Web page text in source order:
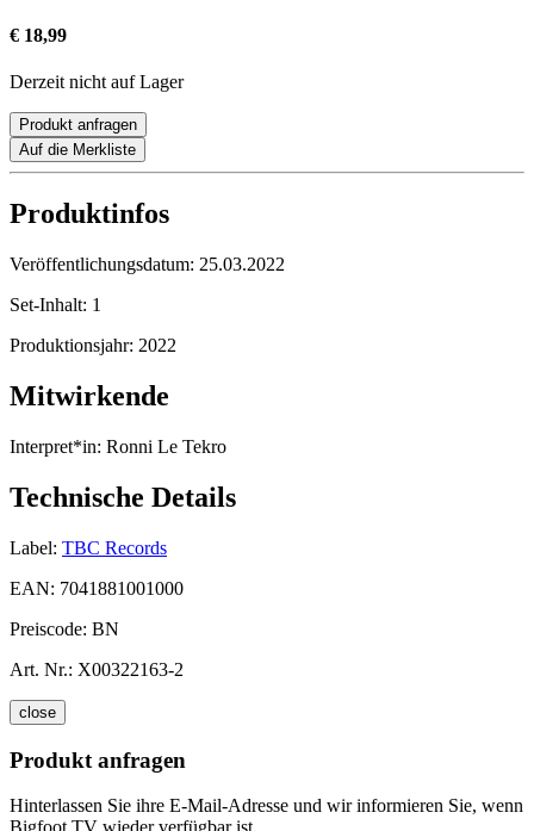
€ 18,99
Derzeit nicht auf Lager
Produkt anfragen
Auf die Merkliste
Produktinfos
Veröffentlichungsdatum: 25.03.2022
Set-Inhalt: 1
Produktionsjahr: 2022
Mitwirkende
Interpret*in: Ronni Le Tekro
Technische Details
Label: TBC Records
EAN: 7041881001000
Preiscode: BN
Art. Nr.: X00322163-2
close
Produkt anfragen
Hinterlassen Sie ihre E-Mail-Adresse und wir informieren Sie, wenn